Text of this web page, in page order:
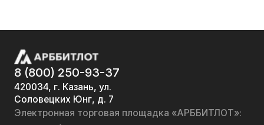
8 (800) 250-93-37
420034, г. Казань, ул.
Соловецких Юнг, д. 7
Электронная торговая площадка «АРББИТЛОТ»: